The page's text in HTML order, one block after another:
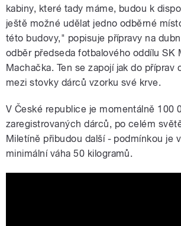
kabiny, které tady máme, budou k
ještě možné udělat jedno odběrné
této budovy," popisuje přípravy na
odběr předseda fotbalového oddílu SK
Machačka. Ten se zapojí jak do příprav
mezi stovky dárců vzorku své krve.
V České republice je momentálně 100
zaregistrovaných dárců, po celém
Miletíně přibudou další - podmínkou je
minimální váha 50 kilogramů.